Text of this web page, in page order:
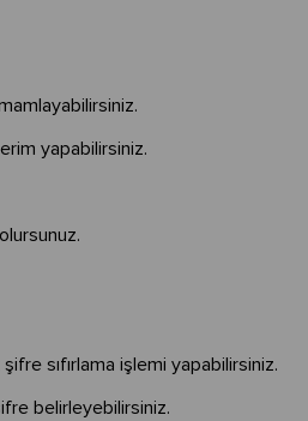
yapabilirsiniz.
sıfırlama işlemi yapabilirsiniz.
belirleyebilirsiniz.